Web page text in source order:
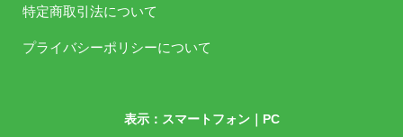
©Internet Radio Station＜音泉＞
お買い物ガイド
よくある質問
特定商取引法について
プライバシーポリシーについて
表示：スマートフォン｜ PC